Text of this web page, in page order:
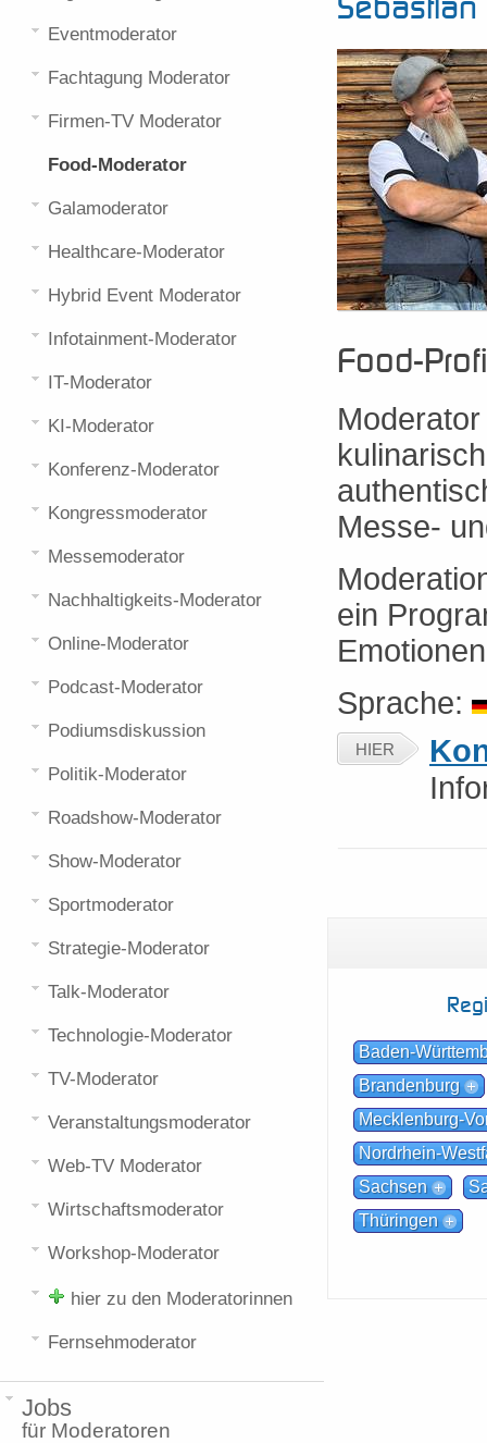
Food-
Messe-
ein
Sprache:
HIER
Baden-
Brandenburg
Mecklenburg-
Nordrhein-
Sachsen
Thüringen
Eventmoderator
Fachtagung Moderator
Firmen-TV Moderator
Food-Moderator
Galamoderator
Healthcare-Moderator
Hybrid Event Moderator
Infotainment-Moderator
IT-Moderator
KI-Moderator
Konferenz-Moderator
Kongressmoderator
Messemoderator
Nachhaltigkeits-Moderator
Online-Moderator
Podcast-Moderator
Podiumsdiskussion
Politik-Moderator
Roadshow-Moderator
Show-Moderator
Sportmoderator
Strategie-Moderator
Talk-Moderator
Technologie-Moderator
TV-Moderator
Veranstaltungsmoderator
Web-TV Moderator
Wirtschaftsmoderator
Workshop-Moderator
hier zu den Moderatorinnen
Fernsehmoderator
Jobs
für Moderatoren